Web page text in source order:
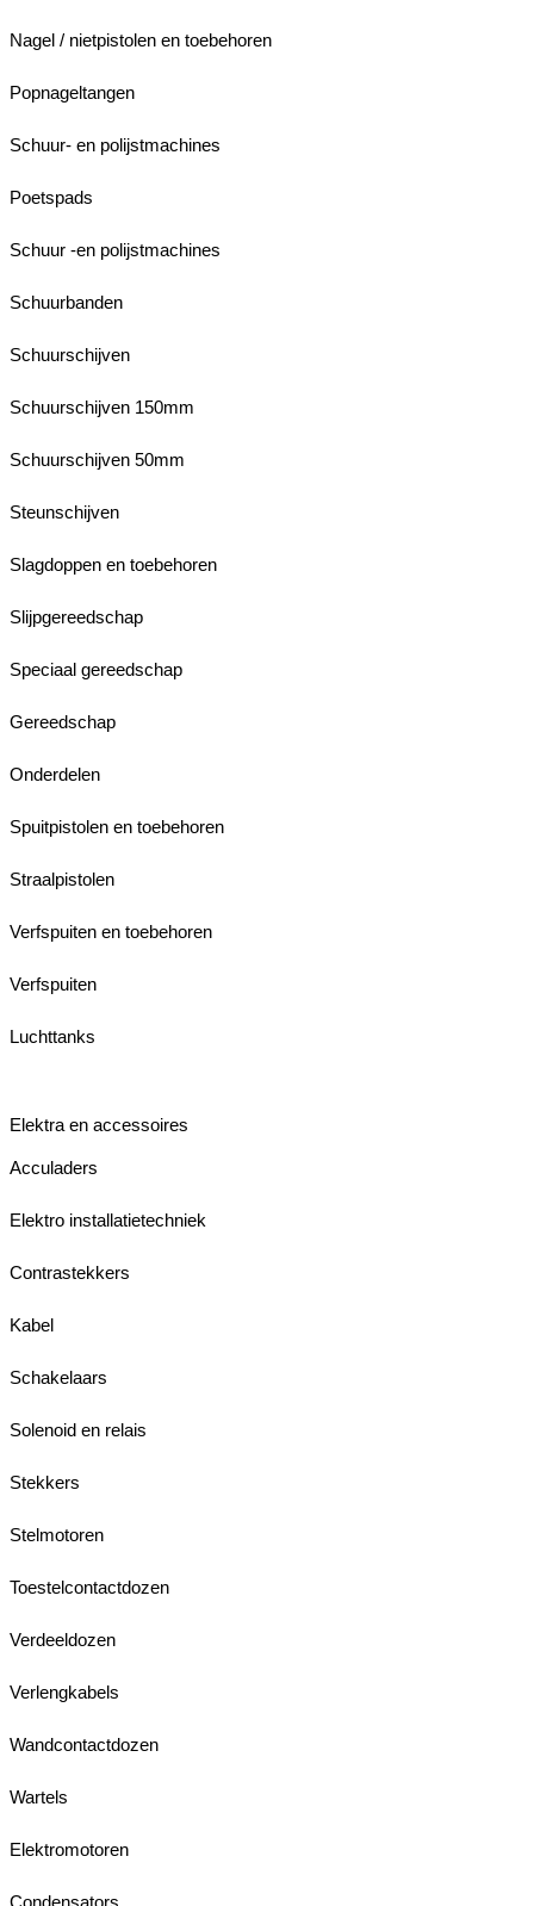
Nagel / nietpistolen en toebehoren
Popnageltangen
Schuur- en polijstmachines
Poetspads
Schuur -en polijstmachines
Schuurbanden
Schuurschijven
Schuurschijven 150mm
Schuurschijven 50mm
Steunschijven
Slagdoppen en toebehoren
Slijpgereedschap
Speciaal gereedschap
Gereedschap
Onderdelen
Spuitpistolen en toebehoren
Straalpistolen
Verfspuiten en toebehoren
Verfspuiten
Luchttanks
Elektra en accessoires
Acculaders
Elektro installatietechniek
Contrastekkers
Kabel
Schakelaars
Solenoid en relais
Stekkers
Stelmotoren
Toestelcontactdozen
Verdeeldozen
Verlengkabels
Wandcontactdozen
Wartels
Elektromotoren